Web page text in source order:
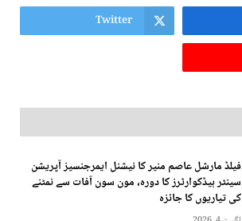
Twitter
فیلڈ مارشل عاصم منیر کا نیشنل ایمرجنسیز آپریشن
سینٹر ہیڈکوارٹرز کا دورہ، مون سون آفات سے نمٹنے
کی تیاریوں کا جائزہ